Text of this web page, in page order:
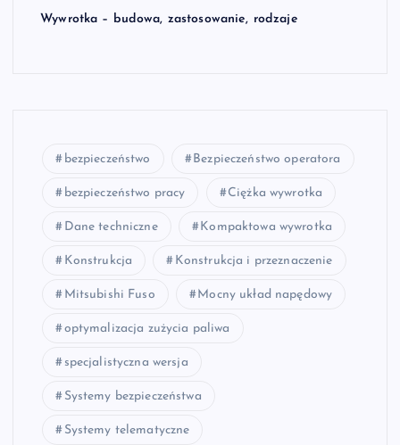
Wywrotka – budowa, zastosowanie, rodzaje
bezpieczeństwo Bezpieczeństwo operatora
bezpieczeństwo pracy Ciężka wywrotka
Dane techniczne Kompaktowa wywrotka
Konstrukcja Konstrukcja i przeznaczenie
Mitsubishi Fuso Mocny układ napędowy
optymalizacja zużycia paliwa
specjalistyczna wersja
Systemy bezpieczeństwa
Systemy telematyczne